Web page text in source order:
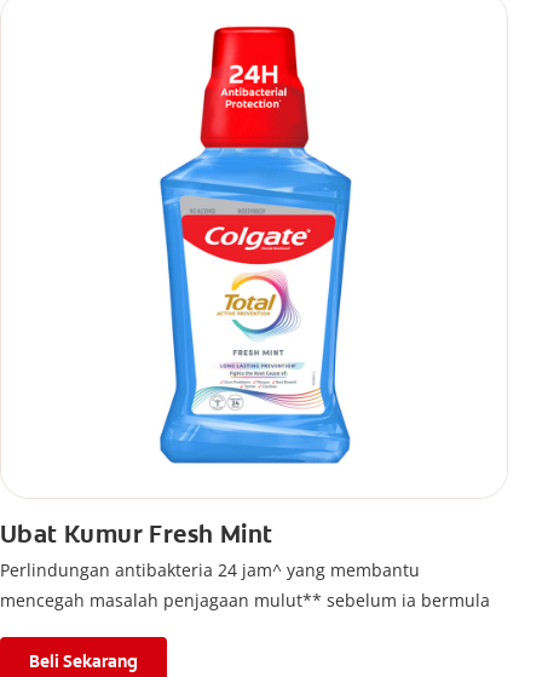
Ubat Kumur Fresh Mint
Perlindungan antibakteria 24 jam^ yang membantu
mencegah masalah penjagaan mulut** sebelum ia bermula
Beli Sekarang